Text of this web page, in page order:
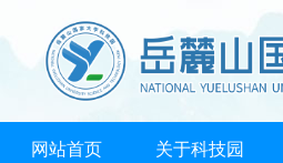
网站首页 关于科技园